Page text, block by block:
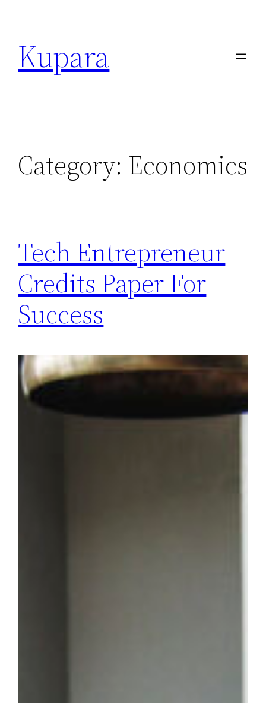
Kupara
Category: Economics
Tech Entrepreneur
Credits Paper For
Success